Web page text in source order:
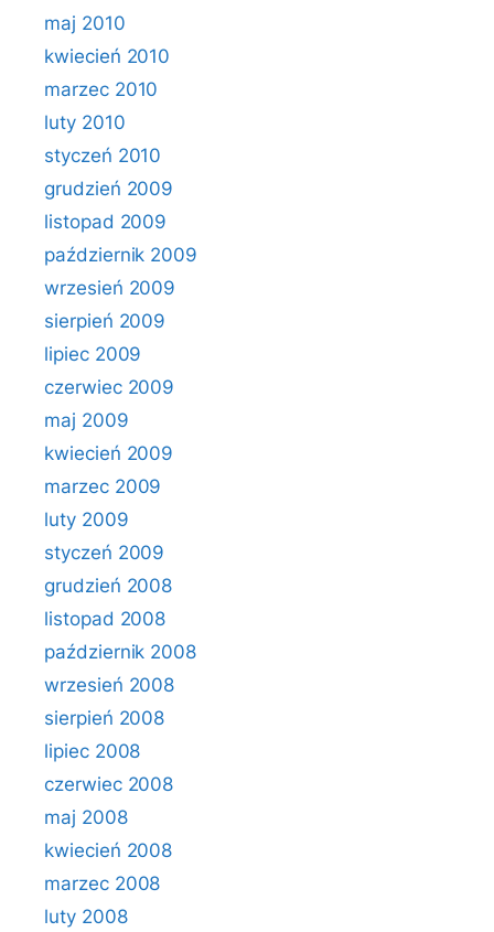
maj 2010
kwiecień 2010
marzec 2010
luty 2010
styczeń 2010
grudzień 2009
listopad 2009
październik 2009
wrzesień 2009
sierpień 2009
lipiec 2009
czerwiec 2009
maj 2009
kwiecień 2009
marzec 2009
luty 2009
styczeń 2009
grudzień 2008
listopad 2008
październik 2008
wrzesień 2008
sierpień 2008
lipiec 2008
czerwiec 2008
maj 2008
kwiecień 2008
marzec 2008
luty 2008